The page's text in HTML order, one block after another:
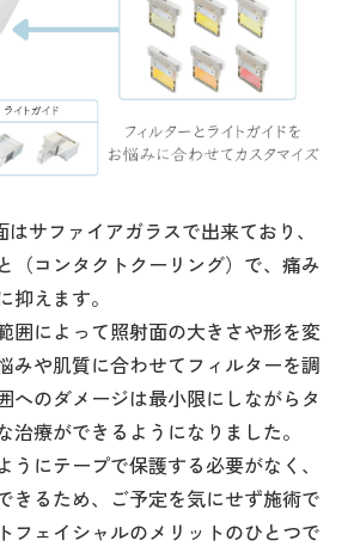
はサファイアガラスで出来ており、
（コンタクトクーリング）で、痛み
抑えます。
囲によって照射面の大きさや形を変
みや肌質に合わせてフィルターを調
へのダメージは最小限にしながらタ
治療ができるようになりました。
うにテープで保護する必要がなく、
きるため、ご予定を気にせず施術で
フェイシャルのメリットのひとつで